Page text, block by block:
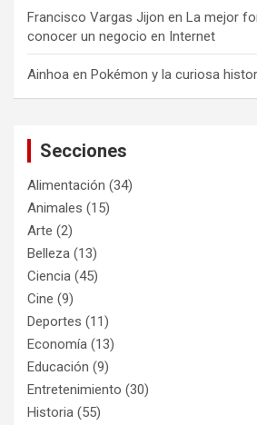
Francisco Vargas Jijon en La mejor
conocer un negocio en Internet
Ainhoa en Pokémon y la curiosa
Secciones
Alimentación (34)
Animales (15)
Arte (2)
Belleza (13)
Ciencia (45)
Cine (9)
Deportes (11)
Economía (13)
Educación (9)
Entretenimiento (30)
Historia (55)